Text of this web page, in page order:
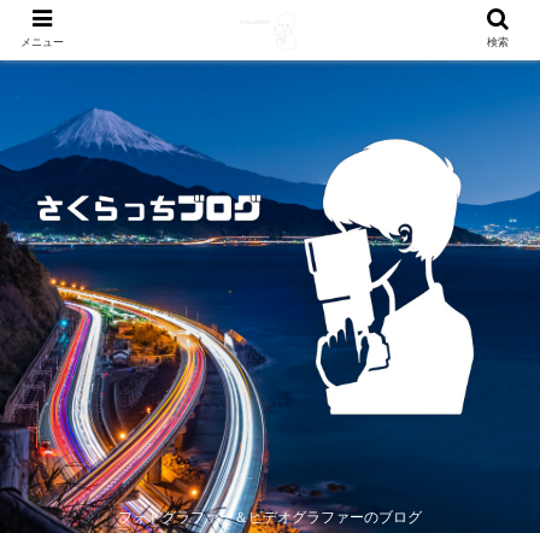
フォトグラファー＆ビデオグラファーのブログ
メニュー 検索